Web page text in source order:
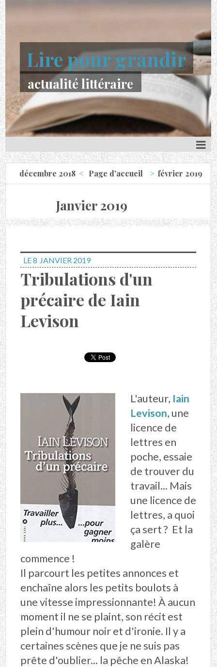
Lire pour grandir
actualité littéraire
décembre 2018 Page d'accueil février 2019
Janvier 2019
LE 8 JANVIER 2019
Tribulations d'un
précaire de Iain
Levison
L'auteur, Iain
Levison, une
licence de
lettres en
poche, essaie
de trouver du
travail... Mais
une licence de
lettres, a quoi
ça sert ? Et la
galère
commence !
Il parcourt les petites annonces et
enchaîne alors les petits boulots à
une vitesse impressionnante! À aucun
moment il ne se plaint, son récit est
plein d'humour noir et d'ironie. Il y a
certaines scènes que je ne suis pas
prête d'oublier... la pêche en Alaska!